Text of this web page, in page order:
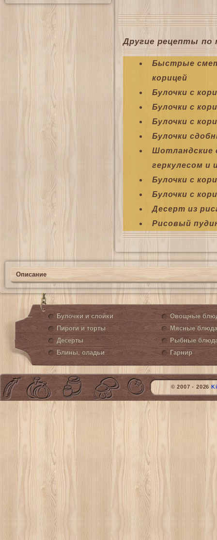
Другие рецепты по
Быстрые
корицей
Булочки с
Булочки с
Булочки с
Булочки
Шотландские
геркулесом и
Булочки с
Булочки с
Десерт из
Рисовый
Описание
Булочки и слойки
Пироги и торты
Десерты
Блины, оладьи
Овощные
Мясные блюда
Рыбные
Гарнир
© 2007 - 2026